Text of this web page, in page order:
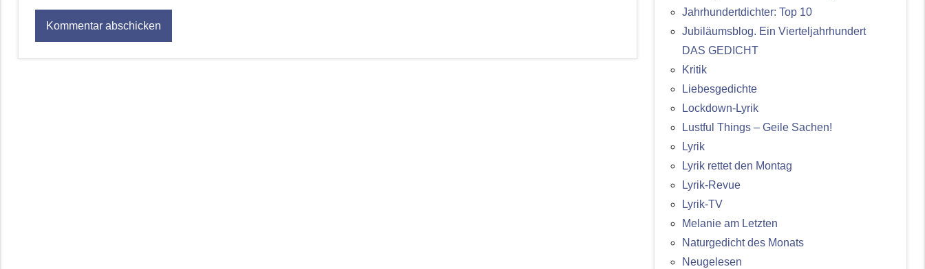
Jahrhundertdichter: Top 10
Jubiläumsblog. Ein Vierteljahrhundert
DAS GEDICHT
Kritik
Liebesgedichte
Lockdown-Lyrik
Lustful Things – Geile Sachen!
Lyrik
Lyrik rettet den Montag
Lyrik-Revue
Lyrik-TV
Melanie am Letzten
Naturgedicht des Monats
Neugelesen